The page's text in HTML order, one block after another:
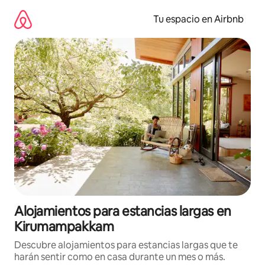
contenido
Tu espacio en Airbnb
Alojamientos para estancias largas en
Kirumampakkam
Descubre alojamientos para estancias largas que te
harán sentir como en casa durante un mes o más.